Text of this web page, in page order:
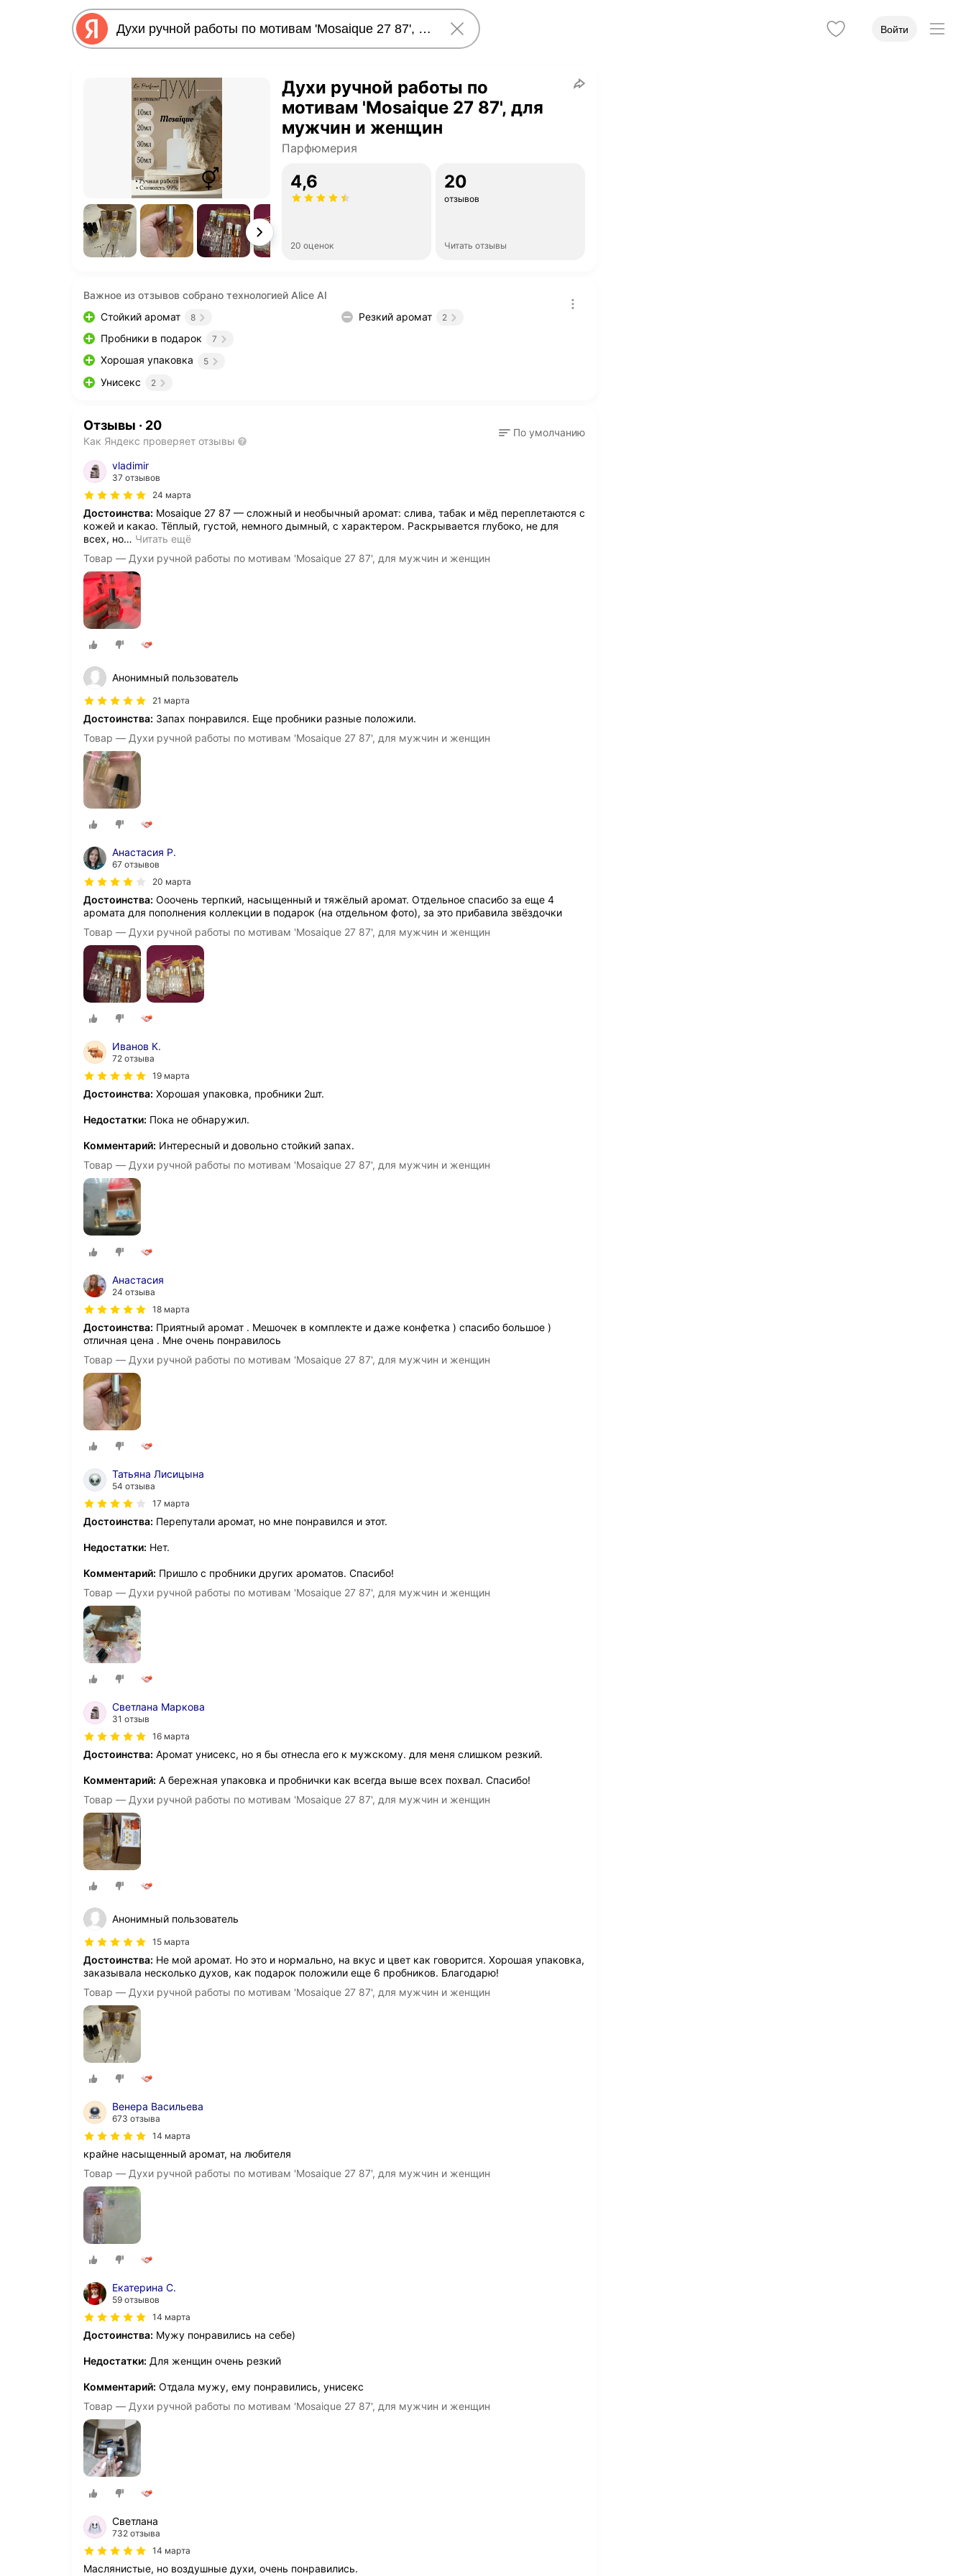
Войти
Духи ручной работы по
мотивам 'Mosaique 27 87', для
мужчин и женщин
Парфюмерия
4,6
20 оценок
20
отзывов
Читать отзывы
Важное из отзывов собрано технологией Alice AI
Стойкий аромат
8
Пробники в подарок 7
Хорошая упаковка 5
Унисекс 2
Резкий аромат 2
Отзывы · 20
Как Яндекс проверяет отзывы
По умолчанию
vladimir
37 отзывов
24 марта
Достоинства: Mosaique 27 87 — сложный и необычный аромат: слива, табак и мёд переплетаются с
кожей и какао. Тёплый, густой, немного дымный, с характером. Раскрывается глубоко, не для
всех, но… Читать ещё
Товар — Духи ручной работы по мотивам 'Mosaique 27 87', для мужчин и женщин
Анонимный пользователь
21 марта
Достоинства: Запах понравился. Еще пробники разные положили.
Товар — Духи ручной работы по мотивам 'Mosaique 27 87', для мужчин и женщин
Анастасия Р.
67 отзывов
20 марта
Достоинства: Ооочень терпкий, насыщенный и тяжёлый аромат. Отдельное спасибо за еще 4
аромата для пополнения коллекции в подарок (на отдельном фото), за это прибавила звёздочки
Товар — Духи ручной работы по мотивам 'Mosaique 27 87', для мужчин и женщин
Иванов К.
72 отзыва
19 марта
Достоинства: Хорошая упаковка, пробники 2шт.
Недостатки: Пока не обнаружил.
Комментарий: Интересный и довольно стойкий запах.
Товар — Духи ручной работы по мотивам 'Mosaique 27 87', для мужчин и женщин
Анастасия
24 отзыва
18 марта
Достоинства: Приятный аромат . Мешочек в комплекте и даже конфетка ) спасибо большое )
отличная цена . Мне очень понравилось
Товар — Духи ручной работы по мотивам 'Mosaique 27 87', для мужчин и женщин
Татьяна Лисицына
54 отзыва
17 марта
Достоинства: Перепутали аромат, но мне понравился и этот.
Недостатки: Нет.
Комментарий: Пришло с пробники других ароматов. Спасибо!
Товар — Духи ручной работы по мотивам 'Mosaique 27 87', для мужчин и женщин
Светлана Маркова
31 отзыв
16 марта
Достоинства: Аромат унисекс, но я бы отнесла его к мужскому. для меня слишком резкий.
Комментарий: А бережная упаковка и пробнички как всегда выше всех похвал. Спасибо!
Товар — Духи ручной работы по мотивам 'Mosaique 27 87', для мужчин и женщин
Анонимный пользователь
15 марта
Достоинства: Не мой аромат. Но это и нормально, на вкус и цвет как говорится. Хорошая упаковка,
заказывала несколько духов, как подарок положили еще 6 пробников. Благодарю!
Товар — Духи ручной работы по мотивам 'Mosaique 27 87', для мужчин и женщин
Венера Васильева
673 отзыва
14 марта
крайне насыщенный аромат, на любителя
Товар — Духи ручной работы по мотивам 'Mosaique 27 87', для мужчин и женщин
Екатерина С.
59 отзывов
14 марта
Достоинства: Мужу понравились на себе)
Недостатки: Для женщин очень резкий
Комментарий: Отдала мужу, ему понравились, унисекс
Товар — Духи ручной работы по мотивам 'Mosaique 27 87', для мужчин и женщин
Светлана
732 отзыва
14 марта
Маслянистые, но воздушные духи, очень понравились.